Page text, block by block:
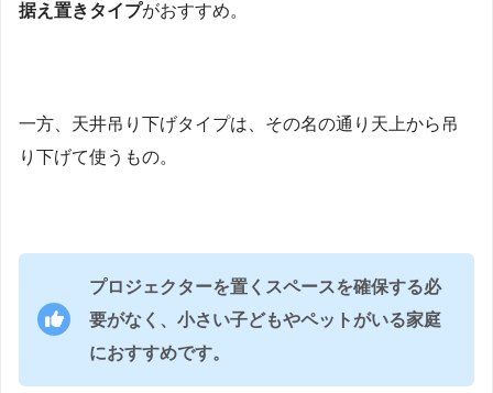
据え置きタイプがおすすめ。
一方、天井吊り下げタイプは、その名の通り天上から吊
り下げて使うもの。
プロジェクターを置くスペースを確保する必
要がなく、小さい子どもやペットがいる家庭
におすすめです。